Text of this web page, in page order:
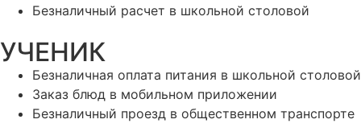
Безналичный расчет в школьной столовой
УЧЕНИК
Безналичная оплата питания в школьной столовой
Заказ блюд в мобильном приложении
Безналичный проезд в общественном транспорте